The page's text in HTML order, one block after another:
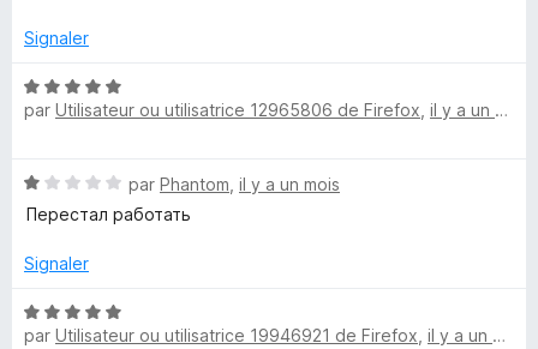
4
u
r
Signaler
N
o
5
s
r
par Utilisateur ou utilisatrice 12965806 de Firefox il y a un mois
N
o
é
s
u
par Phantom il y a un mois
Перестал работать
Signaler
N
o
par Utilisateur ou utilisatrice 19946921 de Firefox il y a un mois